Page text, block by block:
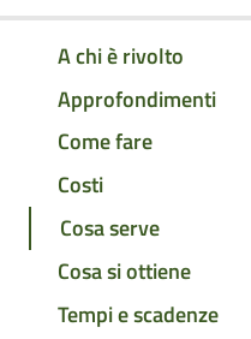
A chi è rivolto
Approfondimenti
Come fare
Costi
Cosa serve
Cosa si ottiene
Tempi e scadenze